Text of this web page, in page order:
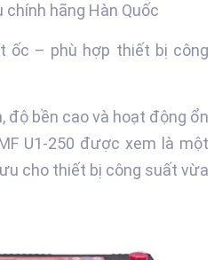
hãng Hàn Quốc
– phù hợp thiết bị công
bền cao và hoạt động ổn
U1-250 được xem là một
cho thiết bị công suất vừa